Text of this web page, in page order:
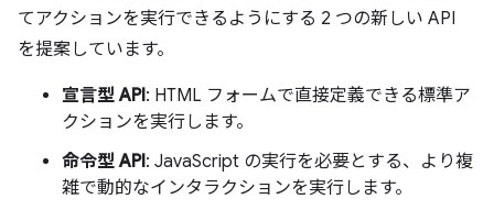
てアクションを実行できるようにする 2 つの新しい API
を提案しています。
宣言型 API: HTML フォームで直接定義できる標準ア
クションを実行します。
命令型 API: JavaScript の実行を必要とする、より複
雑で動的なインタラクションを実行します。